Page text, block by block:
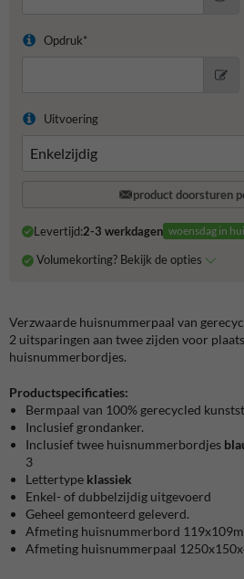
Opdruk*
Uitvoering
product doorsturen
Levertijd:2-3 werkdagen woensdag in
Volumekorting? Bekijk de opties
Verzwaarde huisnummerpaal van
2 uitsparingen aan twee zijden voor
huisnummerbordjes.
Productspecificaties:
Bermpaal van 100% gerecycled
Inclusief grondanker.
Inclusief twee huisnummerbordjes
3
Lettertype klassiek
Enkel- of dubbelzijdig uitgevoerd
Geheel gemonteerd geleverd.
Afmeting huisnummerbord
Afmeting huisnummerpaal